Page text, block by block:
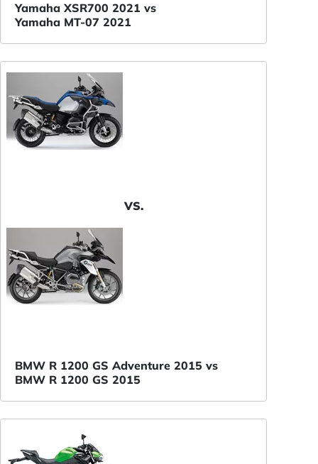
Yamaha XSR700 2021 vs
Yamaha MT-07 2021
VS.
BMW R 1200 GS Adventure 2015 vs
BMW R 1200 GS 2015